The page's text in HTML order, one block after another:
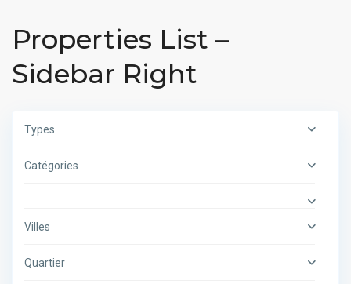
Properties List –
Sidebar Right
Types
Catégories
Villes
Quartier